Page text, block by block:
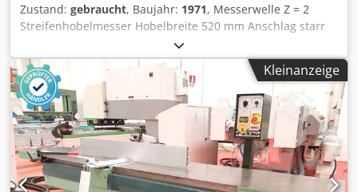
Zustand: gebraucht, Baujahr: 1971, Messerwelle Z = 2
Streifenhobelmesser Hobelbreite 520 mm Anschlag starr
Länge Anschlaglineal: 2750 mm Aufgabetisch: 1600 mm
Abnahmetisch: 1100 mm Gesamtlänge: 2800 mm keine
Motorbremes / Not-Aus Lagerort: Nattheim Dcedpfx Asy Ui
U Hscyjk
Kleinanzeige